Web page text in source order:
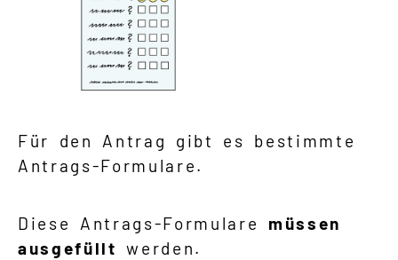
Für den Antrag gibt es bestimmte
Antrags-Formulare.
Diese Antrags-Formulare müssen
ausgefüllt werden.